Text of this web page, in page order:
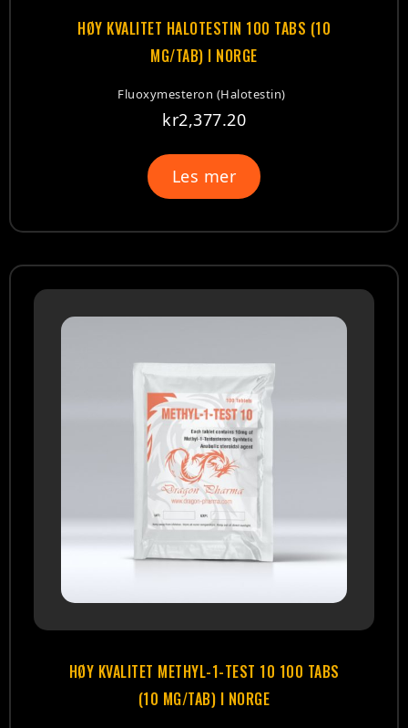
HØY KVALITET HALOTESTIN 100 TABS (10
MG/TAB) I NORGE
Fluoxymesteron (Halotestin)
kr2,377.20
Les mer
HØY KVALITET METHYL-1-TEST 10 100 TABS
(10 MG/TAB) I NORGE